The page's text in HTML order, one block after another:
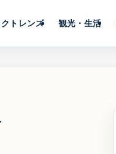
トレンズ 観光・生活